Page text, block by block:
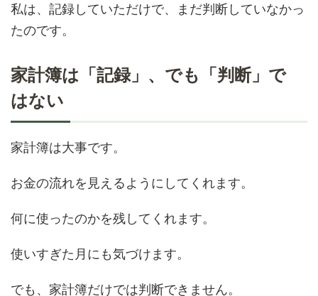
私は、記録していただけで、まだ判断していなかっ
たのです。
家計簿は「記録」、でも「判断」で
はない
家計簿は大事です。
お金の流れを見えるようにしてくれます。
何に使ったのかを残してくれます。
使いすぎた月にも気づけます。
でも、家計簿だけでは判断できません。